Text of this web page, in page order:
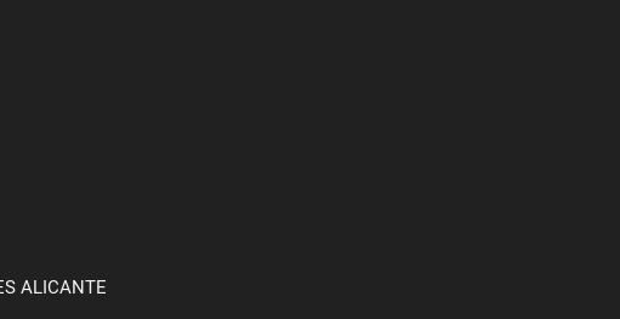
ALICANTE